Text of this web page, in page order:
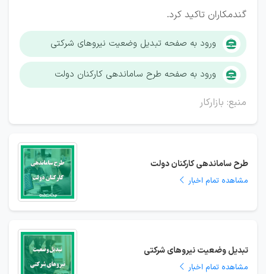
گندمکاران تاکید کرد.
ورود به صفحه تبدیل وضعیت نیروهای شرکتی
ورود به صفحه طرح ساماندهی کارکنان دولت
منبع: بازارکار
طرح ساماندهی کارکنان دولت
مشاهده تمام اخبار
تبدیل وضعیت نیروهای شرکتی
مشاهده تمام اخبار